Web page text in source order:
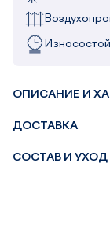
ОПИСАНИЕ И
ДОСТАВКА
СОСТАВ И УХОД